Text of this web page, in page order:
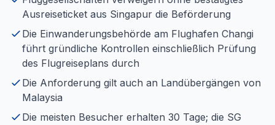
Ausreiseticket aus Singapur die Beförderung
Die Einwanderungsbehörde am Flughafen Changi
führt gründliche Kontrollen einschließlich Prüfung
des Flugreiseplans durch
Die Anforderung gilt auch an Landübergängen von
Malaysia
Die meisten Besucher erhalten 30 Tage; die SG